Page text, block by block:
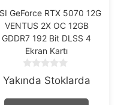
GeForce RTX 5070 12G
VENTUS 2X OC 12GB
GDDR7 192 Bit DLSS 4
Ekran Kartı
o
Yakında Stoklarda